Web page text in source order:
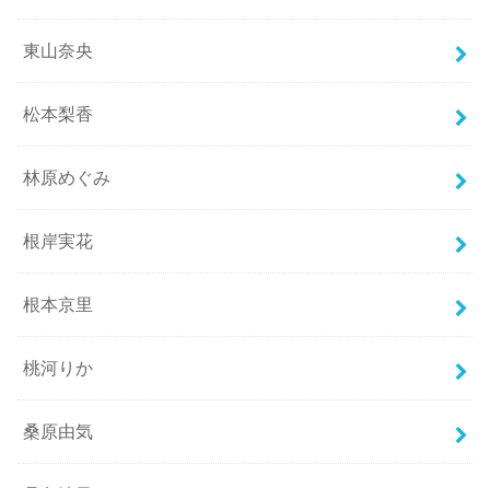
東山奈央
松本梨香
林原めぐみ
根岸実花
根本京里
桃河りか
桑原由気